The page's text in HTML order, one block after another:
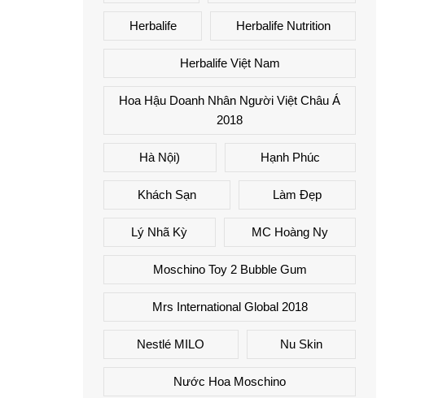
Herbalife Herbalife Nutrition
Herbalife Việt Nam
Hoa Hậu Doanh Nhân Người Việt Châu Á
2018
Hà Nội) Hạnh Phúc
Khách Sạn Làm Đẹp
Lý Nhã Kỳ MC Hoàng Ny
Moschino Toy 2 Bubble Gum
Mrs International Global 2018
Nestlé MILO Nu Skin
Nước Hoa Moschino